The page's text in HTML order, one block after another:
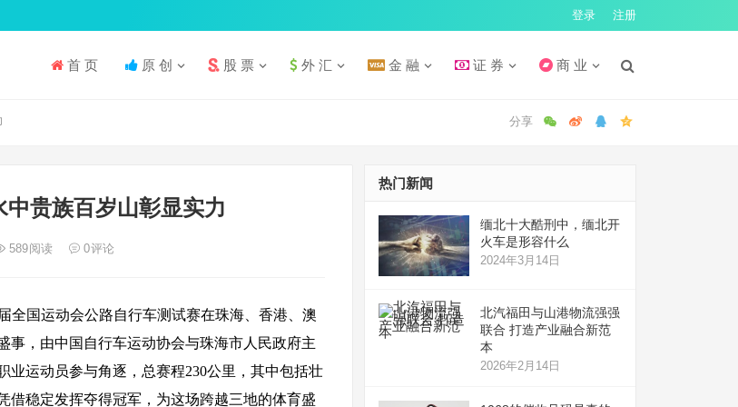
登录 注册
首 页 原 创 股 票 外 汇 金 融 证 券 商 业
贵族百岁山彰显实力
589阅读 0评论
全国运动会公路自行车测试赛在珠海、香港、澳
事，由中国自行车运动协会与珠海市人民政府主
业运动员参与角逐，总赛程230公里，其中包括壮
借稳定发挥夺得冠军，为这场跨越三地的体育盛
热门新闻
缅北十大酷刑中，缅北开
火车是形容什么
2024年3月14日
北汽福田与山港物流强强
联合 打造产业融合新范
本
2026年2月14日